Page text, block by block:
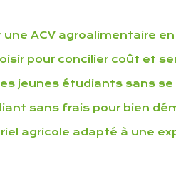
ACV agroalimentaire
pour concilier coût et
jeunes étudiants sans se
sans frais pour bien
agricole adapté à une